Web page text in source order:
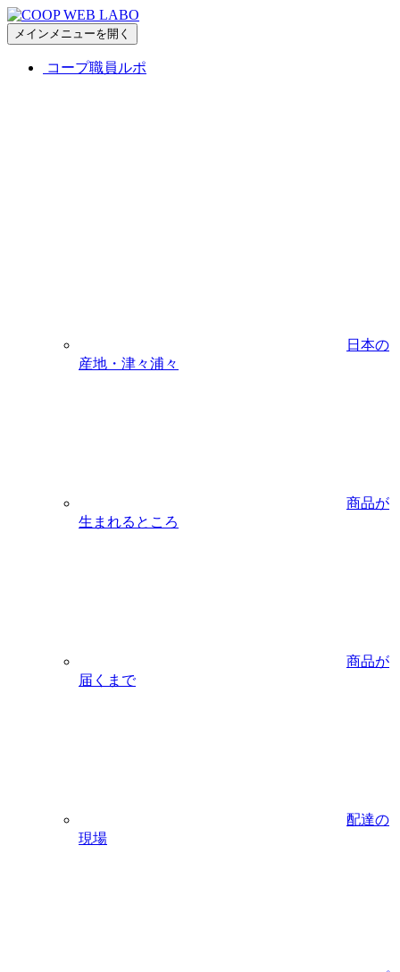
メインメニューを開く
コープ職員ルポ
日本の
産地・津々浦々
商品が
生まれるところ
商品が
届くまで
配達の
現場